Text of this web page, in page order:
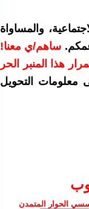
والمساواة
ساهم/ي معنا!
هذا المنبر الحر
معلومات التحويل
الحوار المتمدن